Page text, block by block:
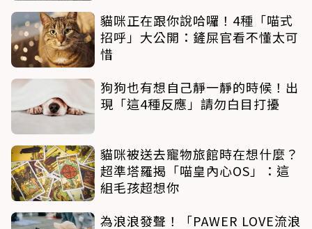
貓咪正在跟你說哈囉！4種「喵式
招呼」大公開：鏟屎官看不懂太可
惜
狗狗也有想自己靜一靜的時候！出
現「這4種反應」請勿白目打擾
貓咪被送去寵物旅館時在想什麼？
超準塔羅揭「喵皇內心OS」：這
組毛孩超想你
為浪浪發聲！「PAWER LOVE流浪